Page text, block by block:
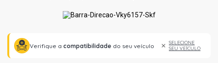
Verifique a compatibilidade do seu veículo
SELECIONE
SEU VEÍCULO